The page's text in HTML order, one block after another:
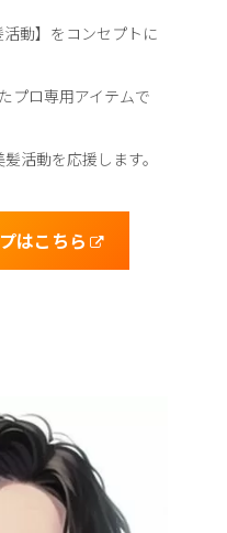
活動】をコンセプトに
プロ専用アイテムで
活動を応援します。
はこちら